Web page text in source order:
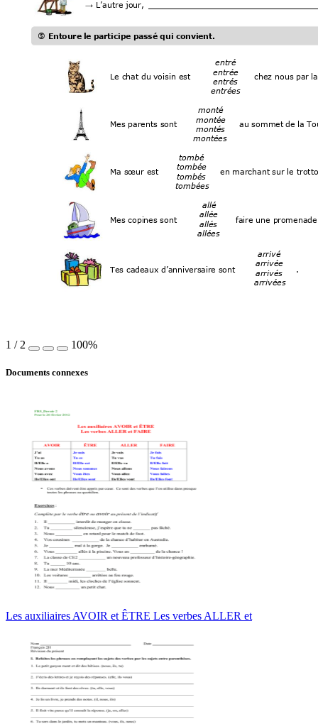
→ L’autre jour,
Le chat du voisin est
entré
chez nous par la
entrée
entrés
entrées
Mes parents sont
monté
au sommet de la
montée
montés
montées
Ma sœur est
tombé
en marchant sur le
tombée
tombés
tombées
Mes copines sont
allé
faire une p
allée
allés
allées
Tes cadeaux d’anniversaire sont
arrivé
.
arrivée
arrivés
arrivées
 Entoure le participe passé qui convient.
1 / 2 100%
Documents connexes
Les auxiliaires AVOIR et ÊTRE Les verbes ALLER et